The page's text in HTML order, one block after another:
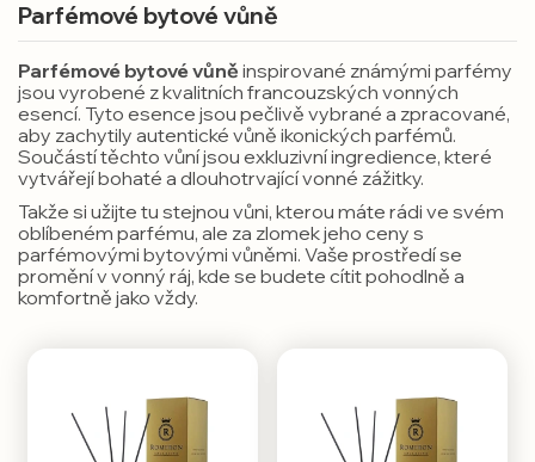
Parfémové bytové vůně
Parfémové bytové vůně inspirované známými parfémy
jsou vyrobené z kvalitních francouzských vonných
esencí. Tyto esence jsou pečlivě vybrané a zpracované,
aby zachytily autentické vůně ikonických parfémů.
Součástí těchto vůní jsou exkluzivní ingredience, které
vytvářejí bohaté a dlouhotrvající vonné zážitky.
Takže si užijte tu stejnou vůni, kterou máte rádi ve svém
oblíbeném parfému, ale za zlomek jeho ceny s
parfémovými bytovými vůněmi. Vaše prostředí se
promění v vonný ráj, kde se budete cítit pohodlně a
komfortně jako vždy.